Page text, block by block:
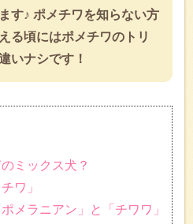
す♪ ポメチワを知らない方
る頃にはポメチワのトリ
いナシです！
ミックス犬？
ワ」
メラニアン」と「チワワ」